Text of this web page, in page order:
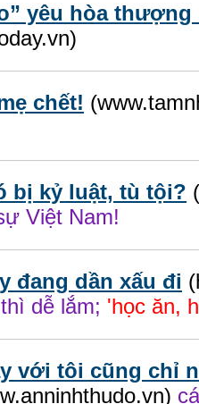
yêu hòa
chết!
bị kỷ luật, tù tội?
Việt Nam!
đang dần xấu đi
thì dễ lắm; 'học ăn,
với tôi cũng chỉ